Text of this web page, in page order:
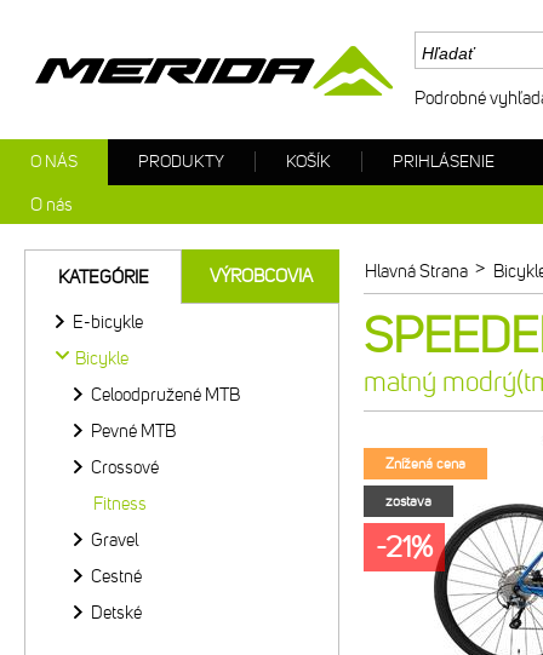
Hlavná Strana >
matný
Znížená cena
zostava
-21%
KATEGÓRIE VÝROBCOVIA
E-bicykle
Bicykle
Celoodpružené MTB
Pevné MTB
Crossové
Fitness
Gravel
Cestné
Detské
Podrobné
O NÁS
O nás
PRODUKTY KOŠÍK PRIHLÁSENIE